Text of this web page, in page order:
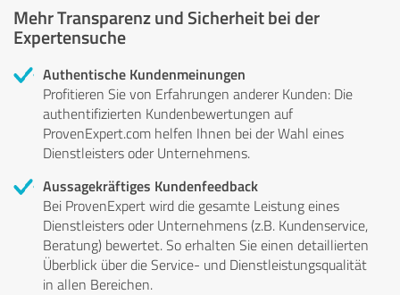
Mehr Transparenz und Sicherheit bei der
Expertensuche
Authentische Kundenmeinungen
Profitieren Sie von Erfahrungen anderer Kunden: Die
authentifizierten Kundenbewertungen auf
ProvenExpert.com helfen Ihnen bei der Wahl eines
Dienstleisters oder Unternehmens.
Aussagekräftiges Kundenfeedback
Bei ProvenExpert wird die gesamte Leistung eines
Dienstleisters oder Unternehmens (z.B. Kundenservice,
Beratung) bewertet. So erhalten Sie einen detaillierten
Überblick über die Service- und Dienstleistungsqualität
in allen Bereichen.